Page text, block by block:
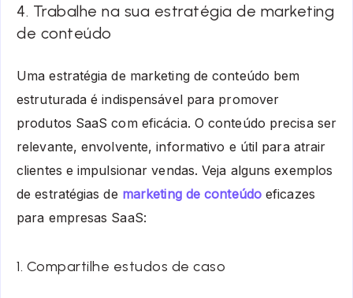
4. Trabalhe na sua estratégia de marketing
de conteúdo
Uma estratégia de marketing de conteúdo bem
estruturada é indispensável para promover
produtos SaaS com eficácia. O conteúdo precisa ser
relevante, envolvente, informativo e útil para atrair
clientes e impulsionar vendas. Veja alguns exemplos
de estratégias de marketing de conteúdoeficazes
para empresas SaaS:
1. Compartilhe estudos de caso